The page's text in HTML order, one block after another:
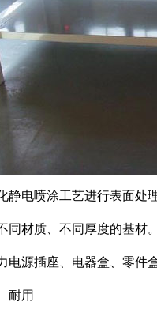
静电喷涂工艺进行表面处
同材质、不同厚度的基
源插座、电器盒、零件
耐用